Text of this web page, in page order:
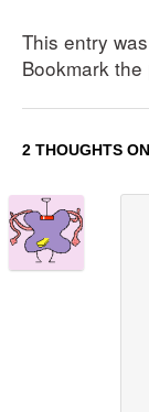
This entry
Bookmark the
2 THOUGHTS